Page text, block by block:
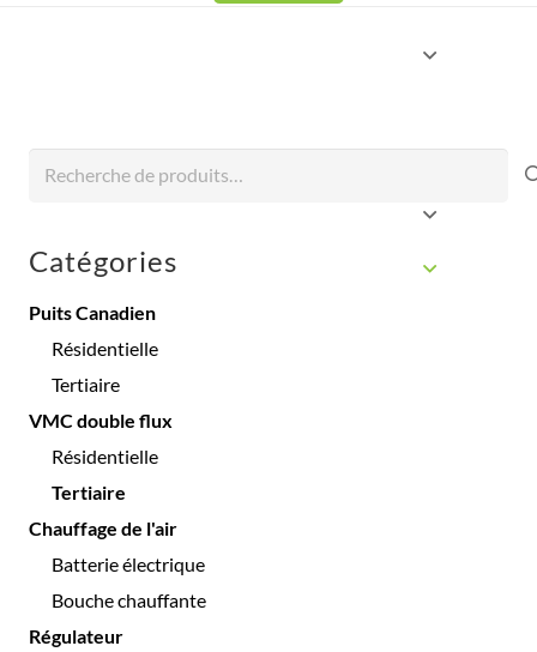
Catégories
Puits Canadien
Résidentielle
Tertiaire
VMC double flux
Résidentielle
Tertiaire
Chauffage de l'air
Batterie électrique
Bouche chauffante
Régulateur